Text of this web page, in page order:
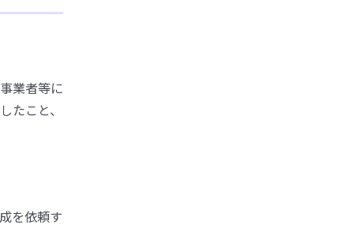
業者等に
こと、
を依頼す